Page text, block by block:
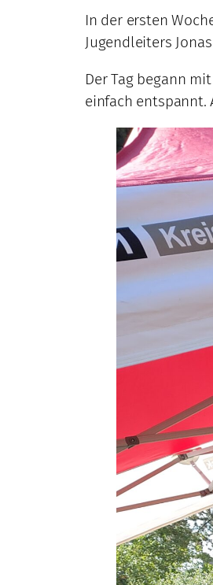
In der ersten
Jugendleiters
Der Tag begann
einfach entspannt.